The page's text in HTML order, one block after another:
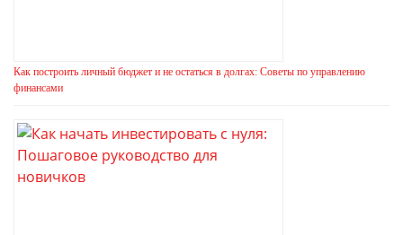
Как построить личный бюджет и не остаться в долгах: Советы по управлению
финансами